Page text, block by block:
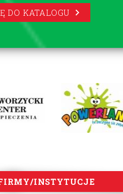
DO KATALOGU
INSTYTUCJE